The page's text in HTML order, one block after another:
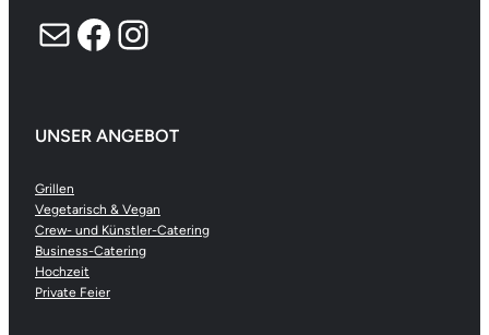
E-Mail Facebook Instagram
UNSER ANGEBOT
Grillen
Vegetarisch & Vegan
Crew- und Künstler-Catering
Business-Catering
Hochzeit
Private Feier